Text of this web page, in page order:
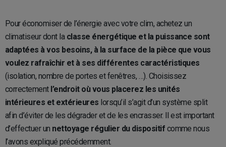
Pour économiser de l’énergie avec votre clim, achetez un
climatiseur dont la classe énergétique et la puissance sont
adaptées à vos besoins, à la surface de la pièce que vous
voulez rafraîchir et à ses différentes caractéristiques
(isolation, nombre de portes et fenêtres, …). Choisissez
correctementl’endroit où vous placerez les unités
intérieures et extérieures lorsqu’il s’agit d’un système split
afin d’éviter de les dégrader et de les encrasser. Il est important
d’effectuer un nettoyage régulier du dispositif comme nous
l’avons expliqué précédemment.